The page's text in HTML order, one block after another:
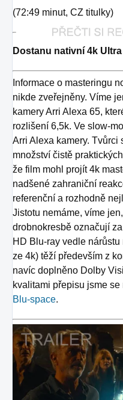
(72:49 minut, CZ titulky)
Dostanu nativní 4k
Informace o masteringu
nikde zveřejněny. Víme
kamery Arri Alexa 65,
rozlišení 6,5k. Ve slow-
Arri Alexa kamery.
množství čistě
že film mohl projít 4k
nadšené zahraniční
referenční a rozhodně
Jistotu nemáme, víme
drobnokresbě označují
HD Blu-ray vedle
ze 4k) těží především z
navíc doplněno Dolby
kvalitami přepisu jsme se
Blu-space.